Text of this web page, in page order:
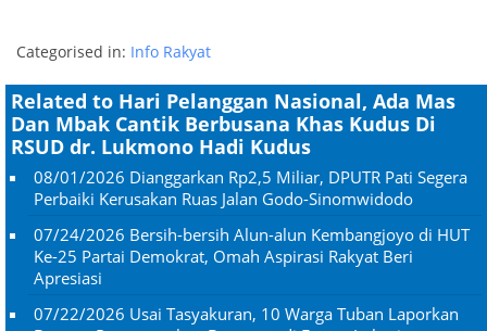
Categorised in: Info Rakyat
Related to Hari Pelanggan Nasional, Ada Mas
Dan Mbak Cantik Berbusana Khas Kudus Di
RSUD dr. Lukmono Hadi Kudus
08/01/2026 Dianggarkan Rp2,5 Miliar, DPUTR Pati Segera
Perbaiki Kerusakan Ruas Jalan Godo-Sinomwidodo
07/24/2026 Bersih-bersih Alun-alun Kembangjoyo di HUT
Ke-25 Partai Demokrat, Omah Aspirasi Rakyat Beri
Apresiasi
07/22/2026 Usai Tasyakuran, 10 Warga Tuban Laporkan